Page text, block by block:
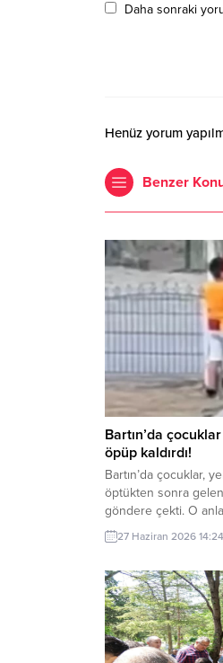
Daha sonraki
Henüz yorum
Benzer
Bartın’da
öpüp kaldırdı!
Bartın’da çocuklar,
öptükten sonra
göndere çekti. O
kaydedildi. Yerden
Mahallesi’nde dün
nedeniyle ipinin
oynayan çocuklar
27 Haziran 2026 14:24